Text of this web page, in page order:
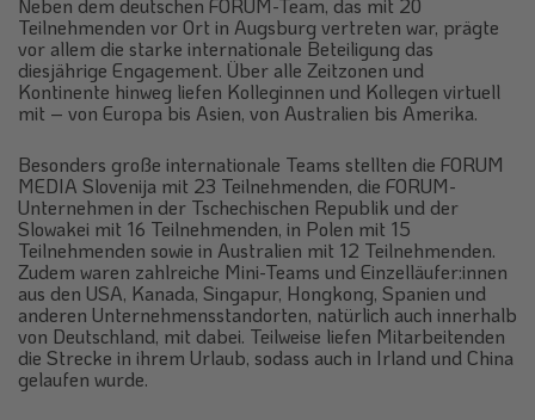
Neben dem deutschen FORUM-Team, das mit 20
Teilnehmenden vor Ort in Augsburg vertreten war, prägte
vor allem die starke internationale Beteiligung das
diesjährige Engagement. Über alle Zeitzonen und
Kontinente hinweg liefen Kolleginnen und Kollegen virtuell
mit – von Europa bis Asien, von Australien bis Amerika.
Besonders große internationale Teams stellten die FORUM
MEDIA Slovenija mit 23 Teilnehmenden, die FORUM-
Unternehmen in der Tschechischen Republik und der
Slowakei mit 16 Teilnehmenden, in Polen mit 15
Teilnehmenden sowie in Australien mit 12 Teilnehmenden.
Zudem waren zahlreiche Mini-Teams und Einzelläufer:innen
aus den USA, Kanada, Singapur, Hongkong, Spanien und
anderen Unternehmensstandorten, natürlich auch innerhalb
von Deutschland, mit dabei. Teilweise liefen Mitarbeitenden
die Strecke in ihrem Urlaub, sodass auch in Irland und China
gelaufen wurde.